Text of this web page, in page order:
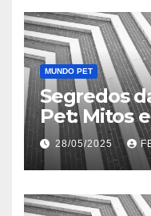
MUNDO PET
Segredos
Pet: Mitos
Podem
28/05/2025